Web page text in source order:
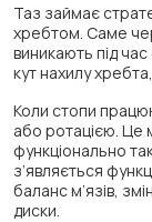
Таз займає
хребтом. Саме
виникають під
кут нахилу
Коли стопи
або ротацією. Це
функціонально
з’являється
баланс м’язів,
диски.